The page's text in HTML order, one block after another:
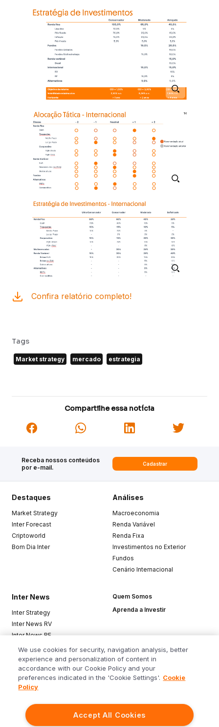
Confira relatório completo!
Tags
Market strategy mercado estrategia
Compartilhe essa notícia
Receba nossos conteúdos
por e-mail.
Cadastrar
Destaques
Market Strategy
Inter Forecast
Criptoworld
Bom Dia Inter
Análises
Macroeconomia
Renda Variável
Renda Fixa
Investimentos no Exterior
Fundos
Cenário Internacional
Inter News
Inter Strategy
Inter News RV
Inter News RF
Top Funds
Quem Somos
Aprenda a Investir
Baixe o app
We use cookies for security, navigation analysis, better
experience and personalization of content in
accordance with our Cookie Policy and your
preferences indicated in the 'Cookie Settings'. Cookie
Policy
Accept All Cookies